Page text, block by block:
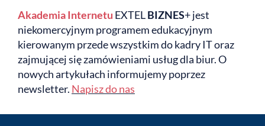
Akademia Internetu EXTELBIZNES+ jest
niekomercyjnym programem edukacyjnym
kierowanym przede wszystkim do kadry IT oraz
zajmującej się zamówieniami usług dla biur. O
nowych artykułach informujemy poprzez
newsletter. Napisz do nas